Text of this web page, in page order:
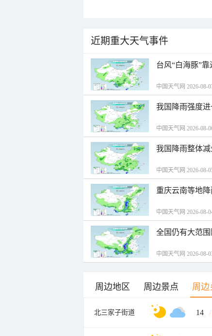
近期重大天气事件
台风“白海豚”
中国天气网 2026-08-
我国降雨强度
中国天气网 2026-08-
我国降雨整体
中国天气网 2026-08-
重庆云南等地
中国天气网 2026-08-
全国仍有大范
中国天气网 2026-08-
周边地区 周边景点 周边
北三家子街道 14 /